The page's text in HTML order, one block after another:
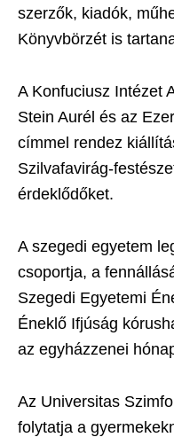
szerzők, kiadók,
Könyvbörzét is
A Konfuciusz Intézet
Stein Aurél és az
címmel rendez
Szilvafavirág-
érdeklődőket.
A szegedi egyetem
csoportja, a
Szegedi Egyetemi
Éneklő Ifjúság
az egyházzenei
Az Universitas
folytatja a